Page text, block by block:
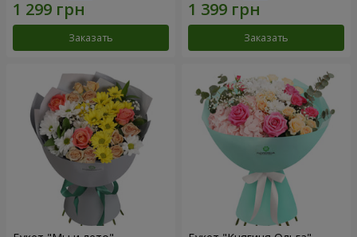
Заказать Заказать